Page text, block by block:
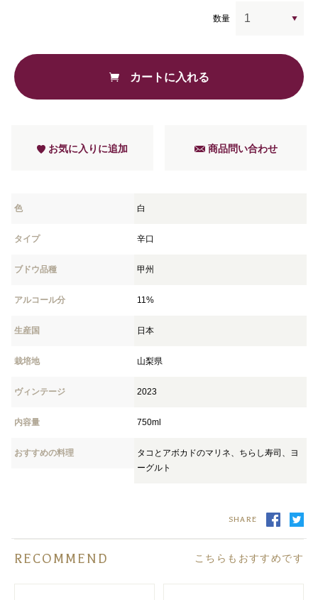
数量
カートに入れる
お気に入りに追加 商品問い合わせ
色 白
タイプ 辛口
ブドウ品種 甲州
アルコール分 11%
生産国 日本
栽培地 山梨県
ヴィンテージ 2023
内容量 750ml
おすすめの料理
タコとアボカドのマリネ、ちらし寿司、ヨ
ーグルト
SHARE
RECOMMEND こちらもおすすめです